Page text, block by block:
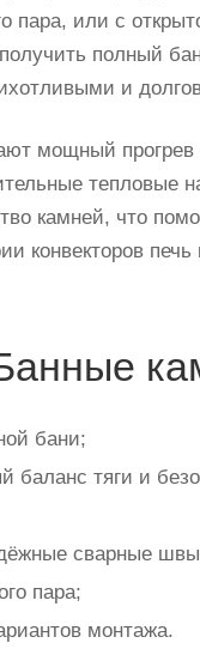
пара, или с
полный
и
мощный прогрев
тепловые
камней, что
конвекторов
бани;
тяги и
сварные
пара;
монтажа.